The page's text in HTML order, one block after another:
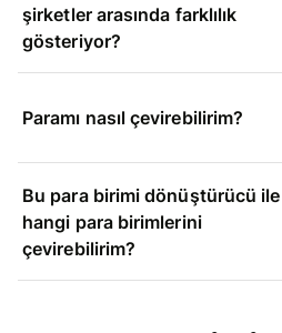
şirketler arasında farklılık
gösteriyor?
Paramı nasıl çevirebilirim?
Bu para birimi dönüştürücü ile
hangi para birimlerini
çevirebilirim?